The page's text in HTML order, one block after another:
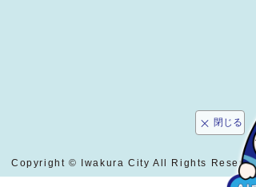
閉じる
Copyright © Iwakura City All Rights